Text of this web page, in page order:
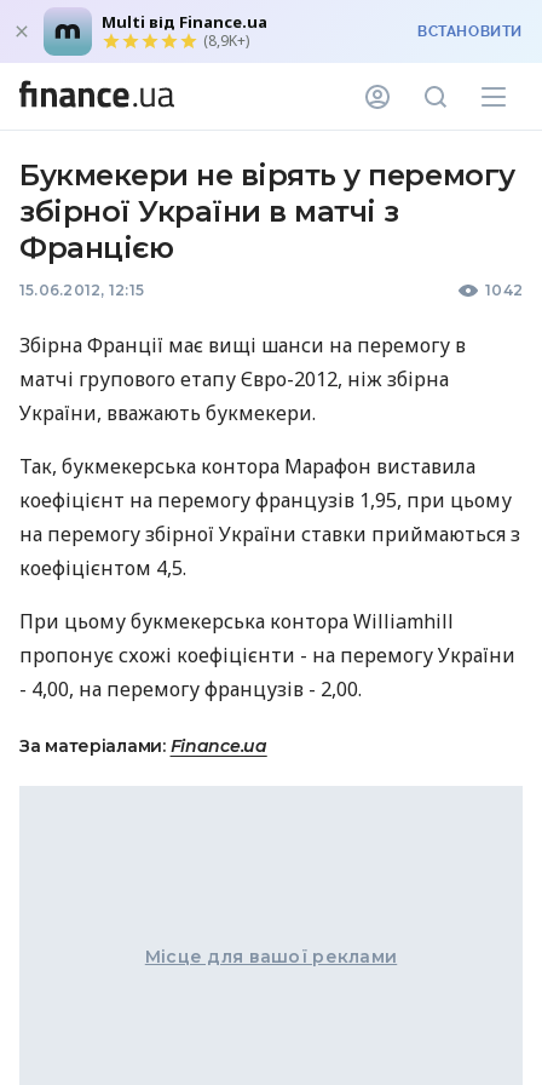
Multi від Finance.ua
(8,9K+) ВСТАНОВИТИ
Букмекери не вірять у перемогу
збірної України в матчі з
Францією
15.06.2012, 12:15 1042
Збірна Франції має вищі шанси на перемогу в
матчі групового етапу Євро-2012, ніж збірна
України, вважають букмекери.
Так, букмекерська контора Марафон виставила
коефіцієнт на перемогу французів 1,95, при цьому
на перемогу збірної України ставки приймаються з
коефіцієнтом 4,5.
При цьому букмекерська контора Williamhill
пропонує схожі коефіцієнти - на перемогу України
- 4,00, на перемогу французів - 2,00.
За матеріалами: Finance.ua
Місце для вашої реклами